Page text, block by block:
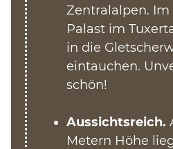
Zentralalpen.
Palast im
in die
eintauchen.
schön!
Aussichtsreich.
Metern Höhe